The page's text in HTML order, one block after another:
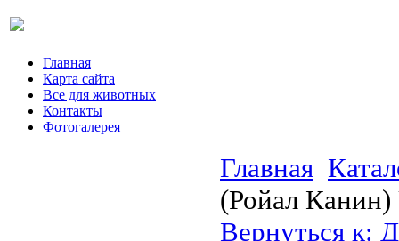
Главная
Карта сайта
Все для животных
Контакты
Фотогалерея
Главная
(Ройал
Вернуться к: